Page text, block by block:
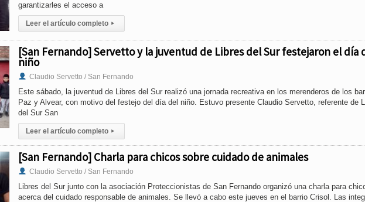
garantizarles el acceso a
Leer el artículo completo ▸
[San Fernando] Servetto y la juventud de Libres del Sur festejaron el día
niño
Claudio Servetto / San Fernando
Este sábado, la juventud de Libres del Sur realizó una jornada recreativa en los merenderos de los
Paz y Alvear, con motivo del festejo del día del niño. Estuvo presente Claudio Servetto, referente de
del Sur San
Leer el artículo completo ▸
[San Fernando] Charla para chicos sobre cuidado de animales
Claudio Servetto / San Fernando
Libres del Sur junto con la asociación Proteccionistas de San Fernando organizó una charla para
acerca del cuidado responsable de animales. Se llevó a cabo este jueves en el barrio Crisol. Las